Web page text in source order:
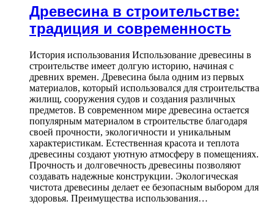
Древесина в строительстве:
традиция и современность
История использования Использование древесины в
строительстве имеет долгую историю, начиная с
древних времен. Древесина была одним из первых
материалов, который использовался для строительства
жилищ, сооружения судов и создания различных
предметов. В современном мире древесина остается
популярным материалом в строительстве благодаря
своей прочности, экологичности и уникальным
характеристикам. Естественная красота и теплота
древесины создают уютную атмосферу в помещениях.
Прочность и долговечность древесины позволяют
создавать надежные конструкции. Экологическая
чистота древесины делает ее безопасным выбором для
здоровья. Преимущества использования…